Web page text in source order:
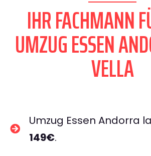
IHR FACHMANN
UMZUG ESSEN
VELLA
Umzug Essen Andorra
149€.